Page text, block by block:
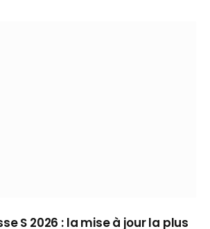
S 2026 : la mise à jour la plus